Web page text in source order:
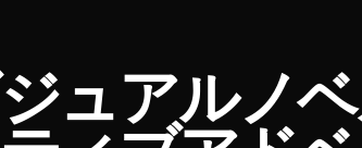
ュアルノ